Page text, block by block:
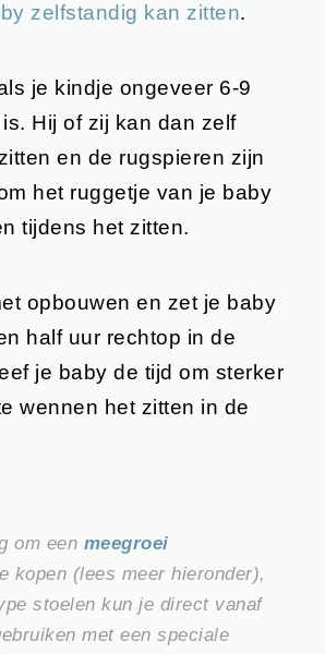
zelfstandig kan zitten.
je kindje ongeveer 6-9
Hij of zij kan dan zelf
en de rugspieren zijn
het ruggetje van je baby
tijdens het zitten.
opbouwen en zet je baby
half uur rechtop in de
je baby de tijd om sterker
wennen het zitten in de
om een meegroei
kopen (lees meer hieronder),
stoelen kun je direct vanaf
met een speciale